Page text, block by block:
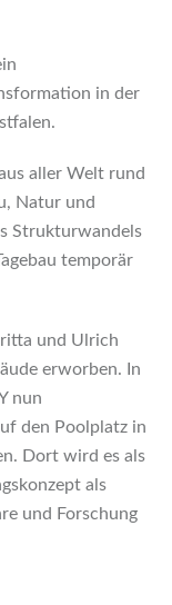
in der
aller Welt rund
Natur und
Strukturwandels
temporär
und Ulrich
erworben. In
nun
den Poolplatz in
Dort wird es als
als
und Forschung